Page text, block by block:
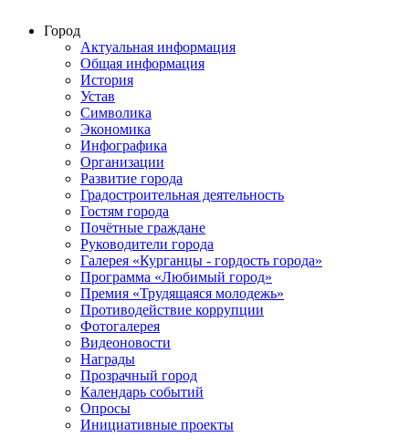
Город
Актуальная информация
Общая информация
История
Устав
Символика
Экономика
Инфографика
Организации
Развитие города
Градостроительная деятельность
Гостям города
Почётные граждане
Руководители города
Галерея «Курганцы - гордость города»
Программа «Любимый город»
Премия «Трудящаяся молодежь»
Противодействие коррупции
Фотогалерея
Видеоновости
Награды
Прозрачный город
Календарь событий
Опросы
Инициативные проекты